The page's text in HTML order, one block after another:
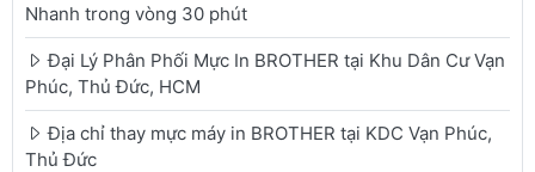
Nhanh trong vòng 30 phút
Đại Lý Phân Phối Mực In BROTHER tại Khu Dân Cư Vạn
Phúc, Thủ Đức, HCM
Địa chỉ thay mực máy in BROTHER tại KDC Vạn Phúc,
Thủ Đức